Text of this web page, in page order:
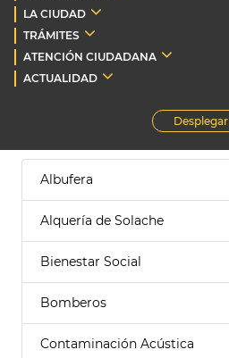
LA CIUDAD
TRÁMITES
ATENCIÓN CIUDADANA
ACTUALIDAD
Desplegar
Albufera
Alquería de Solache
Bienestar Social
Bomberos
Contaminación Acústica